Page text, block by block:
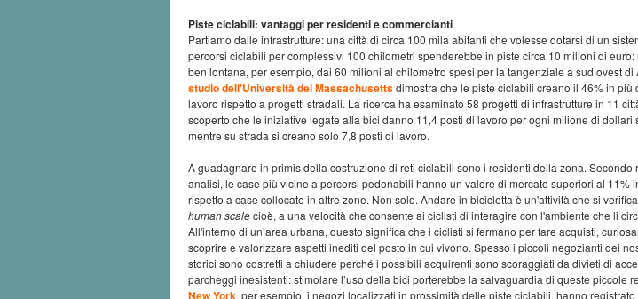
Piste ciclabili: vantaggi per residenti e commercianti
Partiamo dalle infrastrutture: una città di circa 100 mila abitanti che volesse dotarsi di un
percorsi ciclabili per complessivi 100 chilometri spenderebbe in piste circa 10 milioni di euro:
ben lontana, per esempio, dai 60 milioni al chilometro spesi per la tangenziale a sud ovest di
studio dell'Università del Massachusettsdimostra che le piste ciclabili creano il 46% in più
lavoro rispetto a progetti stradali. La ricerca ha esaminato 58 progetti di infrastrutture in 11
scoperto che le iniziative legate alla bici danno 11,4 posti di lavoro per ogni milione di dollari
mentre su strada si creano solo 7,8 posti di lavoro.
A guadagnare in primis della costruzione di reti ciclabili sono i residenti della zona. Secondo
analisi, le case più vicine a percorsi pedonabili hanno un valore di mercato superiori al 11%
rispetto a case collocate in altre zone. Non solo. Andare in bicicletta è un'attività che si
human scalecioè, a una velocità che consente ai ciclisti di interagire con l'ambiente che li
All'interno di un’area urbana, questo significa che i ciclisti si fermano per fare acquisti,
scoprire e valorizzare aspetti inediti del posto in cui vivono. Spesso i piccoli negozianti dei
storici sono costretti a chiudere perché i possibili acquirenti sono scoraggiati da divieti di
parcheggi inesistenti: stimolare l’uso della bici porterebbe la salvaguardia di queste piccole
New York, per esempio, i negozi localizzati in prossimità delle piste ciclabili, hanno registrato